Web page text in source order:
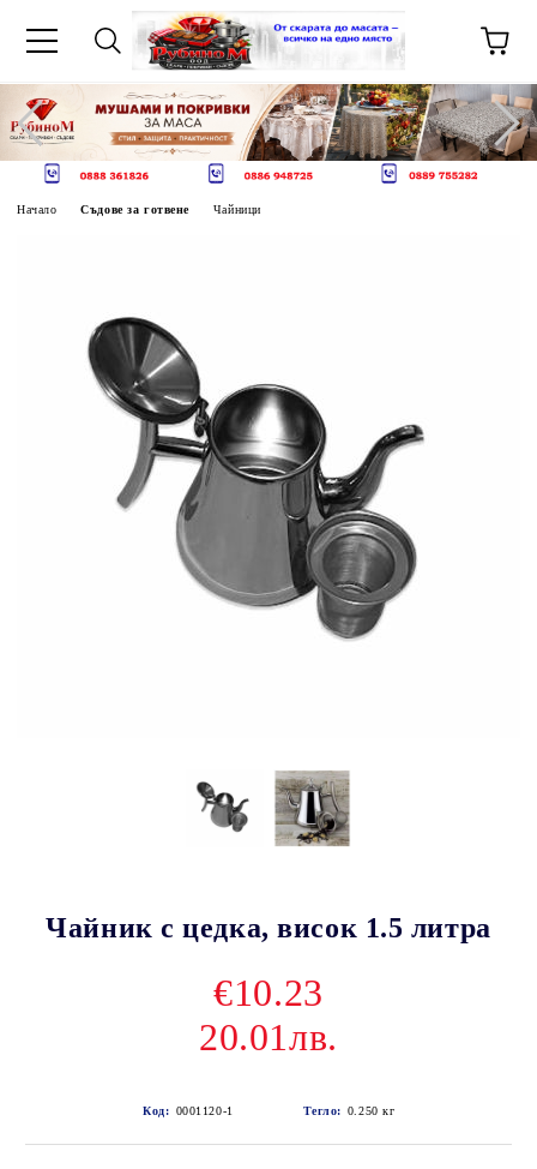
Начало Съдове за готвене Чайници
Чайник с цедка, висок 1.5 литра
€10.23
20.01лв.
Код: 0001120-1 Тегло: 0.250 кг